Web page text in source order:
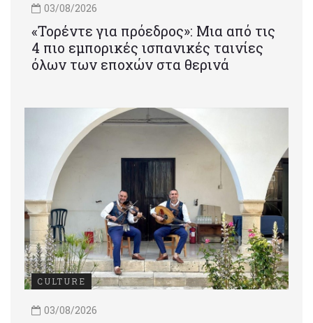
03/08/2026
«Τορέντε για πρόεδρος»: Mια από τις
4 πιο εμπορικές ισπανικές ταινίες
όλων των εποχών στα θερινά
CULTURE
03/08/2026